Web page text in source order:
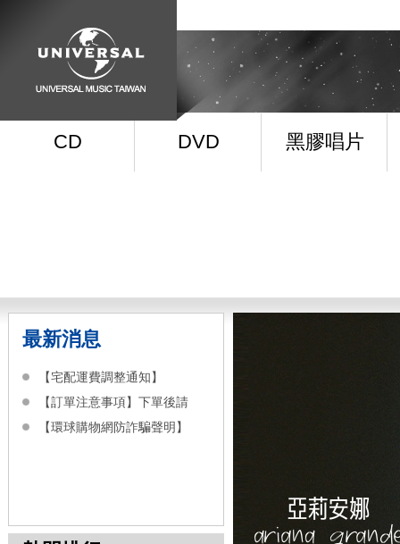
CD DVD 黑膠唱片
最新消息
【宅配運費調整通知】
【訂單注意事項】下單後請
【環球購物網防詐騙聲明】